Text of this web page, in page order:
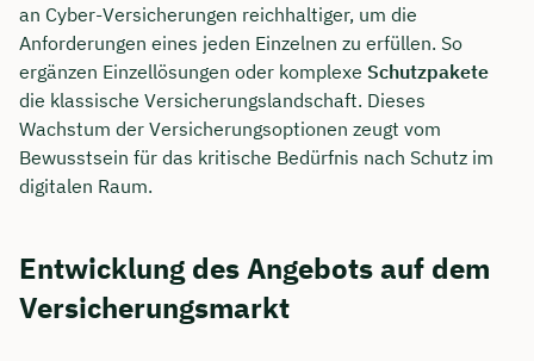
an Cyber-Versicherungen reichhaltiger, um die
Anforderungen eines jeden Einzelnen zu erfüllen. So
ergänzen Einzellösungen oder komplexe Schutzpakete
die klassische Versicherungslandschaft. Dieses
Wachstum der Versicherungsoptionen zeugt vom
Bewusstsein für das kritische Bedürfnis nach Schutz im
digitalen Raum.
Entwicklung des Angebots auf dem
Versicherungsmarkt